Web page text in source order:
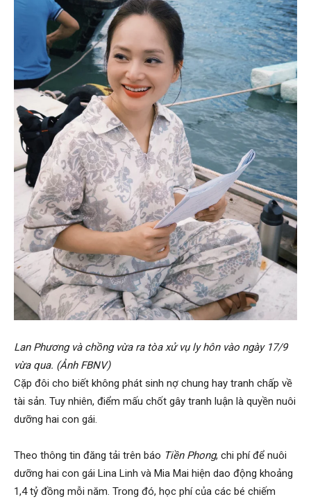
Lan Phương và chồng vừa ra tòa xử vụ ly hôn vào ngày 17/9
vừa qua. (Ảnh FBNV)
Cặp đôi cho biết không phát sinh nợ chung hay tranh chấp về
tài sản. Tuy nhiên, điểm mấu chốt gây tranh luận là quyền nuôi
dưỡng hai con gái.
Theo thông tin đăng tải trên báo Tiền Phong, chi phí để nuôi
dưỡng hai con gái Lina Linh và Mia Mai hiện dao động khoảng
1,4 tỷ đồng mỗi năm. Trong đó, học phí của các bé chiếm